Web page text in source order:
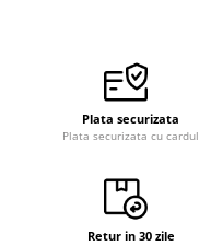
Plata securizata
Plata securizata cu cardul
Retur in 30 zile